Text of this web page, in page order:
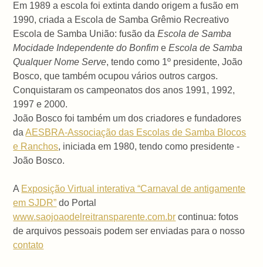
Em 1989 a escola foi extinta dando origem a fusão em
1990, criada a Escola de Samba Grêmio Recreativo
Escola de Samba União: fusão daEscola de Samba
Mocidade Independente do Bonfim eEscola de Samba
Qualquer Nome Serve, tendo como 1º presidente, João
Bosco, que também ocupou vários outros cargos.
Conquistaram os campeonatos dos anos 1991, 1992,
1997 e 2000.
João Bosco foi também um dos criadores e fundadores
daAESBRA-Associação das Escolas de Samba Blocos
e Ranchos, iniciada em 1980, tendo como presidente -
João Bosco.
A Exposição Virtual interativa “Carnaval de antigamente
em SJDR” do Portal
www.saojoaodelreitransparente.com.br continua: fotos
de arquivos pessoais podem ser enviadas para o nosso
contato